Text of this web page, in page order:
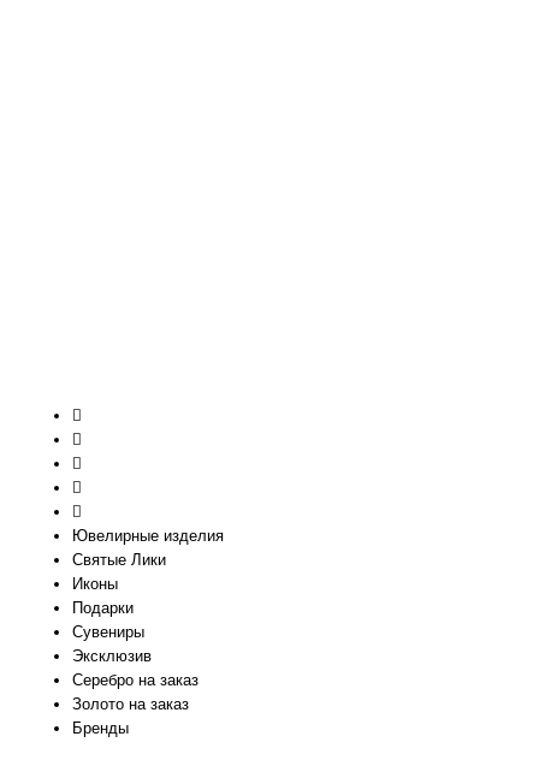
Ювелирные изделия
Святые Лики
Иконы
Подарки
Сувениры
Эксклюзив
Серебро на заказ
Золото на заказ
Бренды